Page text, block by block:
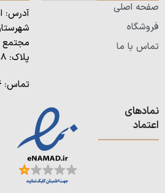
صفحه اصلی
فروشگاه
تماس با ما
مجتمع
پلاک: 58
تماس:
نمادهای
اعتماد